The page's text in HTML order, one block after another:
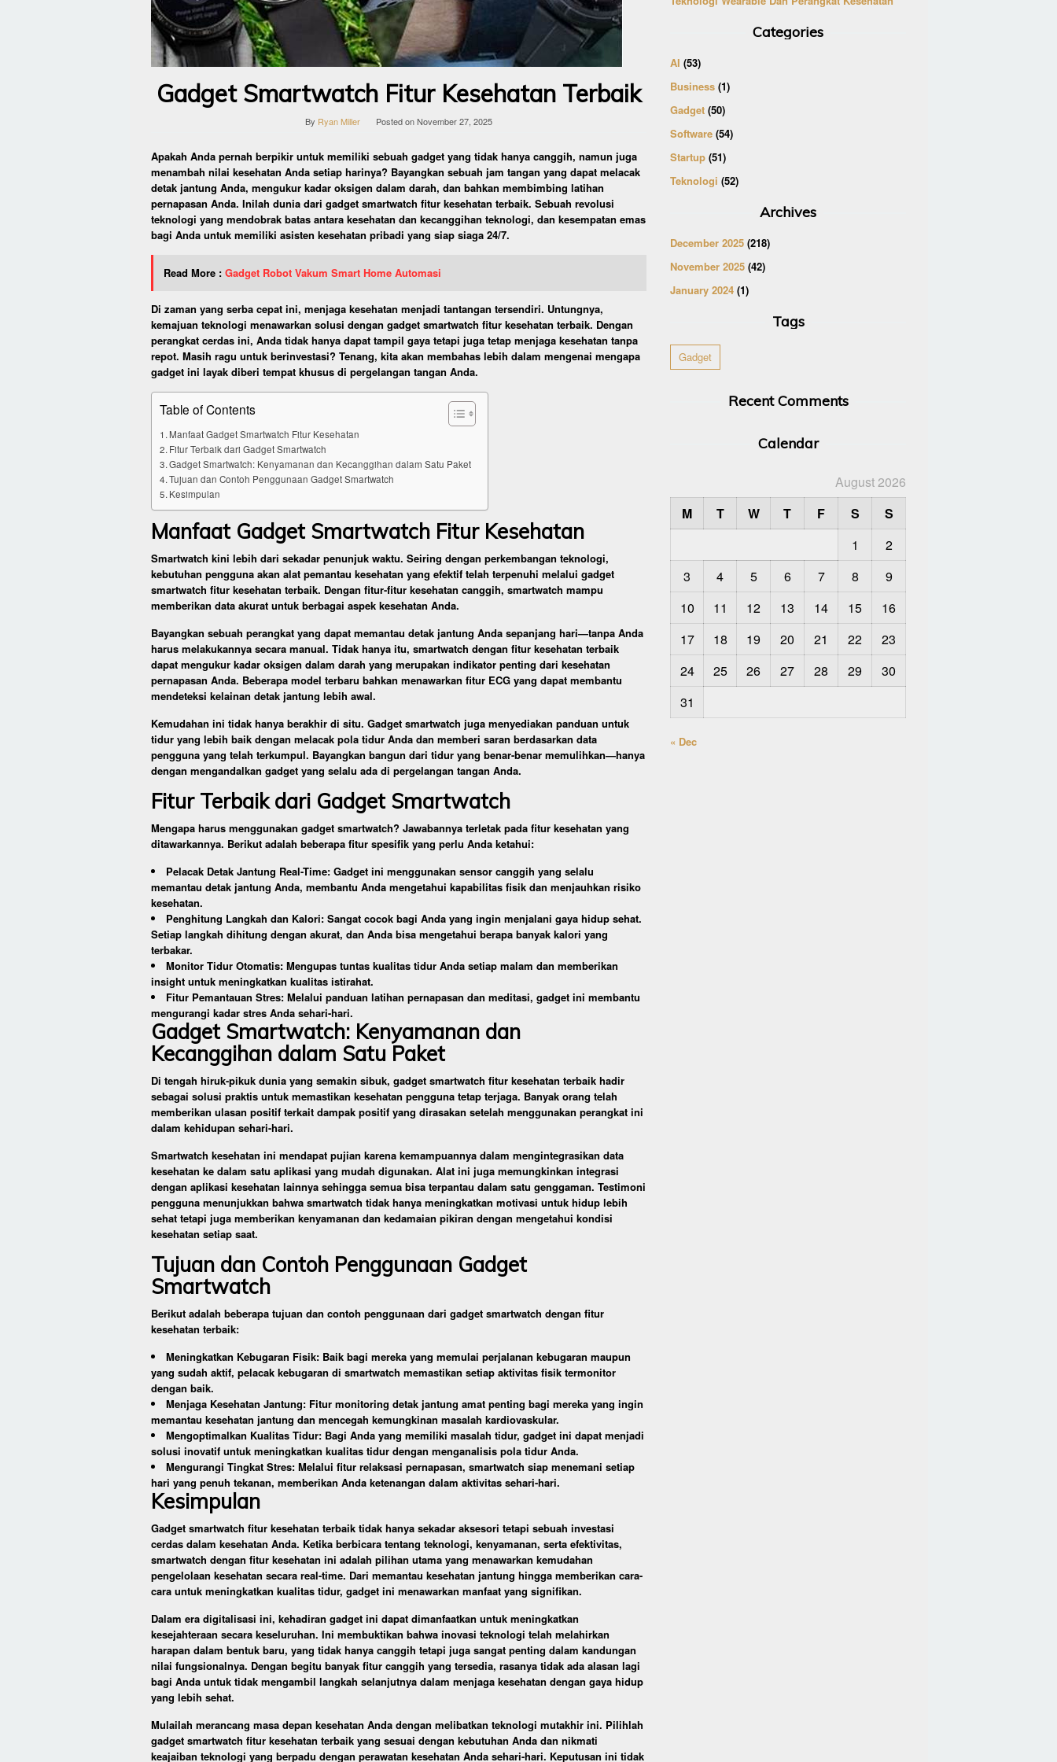
Gadget Smartwatch Fitur Kesehatan Terbaik
By Ryan Miller Posted onNovember 27, 2025
Apakah Anda pernah berpikir untuk memiliki sebuah gadget yang tidak hanya canggih, namun juga
menambah nilai kesehatan Anda setiap harinya? Bayangkan sebuah jam tangan yang dapat melacak
detak jantung Anda, mengukur kadar oksigen dalam darah, dan bahkan membimbing latihan
pernapasan Anda. Inilah dunia dari gadget smartwatch fitur kesehatan terbaik. Sebuah revolusi
teknologi yang mendobrak batas antara kesehatan dan kecanggihan teknologi, dan kesempatan emas
bagi Anda untuk memiliki asisten kesehatan pribadi yang siap siaga 24/7.
Read More : Gadget Robot Vakum Smart Home Automasi
Di zaman yang serba cepat ini, menjaga kesehatan menjadi tantangan tersendiri. Untungnya,
kemajuan teknologi menawarkan solusi dengan gadget smartwatch fitur kesehatan terbaik. Dengan
perangkat cerdas ini, Anda tidak hanya dapat tampil gaya tetapi juga tetap menjaga kesehatan tanpa
repot. Masih ragu untuk berinvestasi? Tenang, kita akan membahas lebih dalam mengenai mengapa
gadget ini layak diberi tempat khusus di pergelangan tangan Anda.
Table of Contents
Manfaat Gadget Smartwatch Fitur Kesehatan
Fitur Terbaik dari Gadget Smartwatch
Gadget Smartwatch: Kenyamanan dan Kecanggihan dalam Satu Paket
Tujuan dan Contoh Penggunaan Gadget Smartwatch
Kesimpulan
Manfaat Gadget Smartwatch Fitur Kesehatan
Smartwatch kini lebih dari sekadar penunjuk waktu. Seiring dengan perkembangan teknologi,
kebutuhan pengguna akan alat pemantau kesehatan yang efektif telah terpenuhi melalui gadget
smartwatch fitur kesehatan terbaik. Dengan fitur-fitur kesehatan canggih, smartwatch mampu
memberikan data akurat untuk berbagai aspek kesehatan Anda.
Bayangkan sebuah perangkat yang dapat memantau detak jantung Anda sepanjang hari—tanpa Anda
harus melakukannya secara manual. Tidak hanya itu, smartwatch dengan fitur kesehatan terbaik
dapat mengukur kadar oksigen dalam darah yang merupakan indikator penting dari kesehatan
pernapasan Anda. Beberapa model terbaru bahkan menawarkan fitur ECG yang dapat membantu
mendeteksi kelainan detak jantung lebih awal.
Kemudahan ini tidak hanya berakhir di situ. Gadget smartwatch juga menyediakan panduan untuk
tidur yang lebih baik dengan melacak pola tidur Anda dan memberi saran berdasarkan data
pengguna yang telah terkumpul. Bayangkan bangun dari tidur yang benar-benar memulihkan—hanya
dengan mengandalkan gadget yang selalu ada di pergelangan tangan Anda.
Fitur Terbaik dari Gadget Smartwatch
Mengapa harus menggunakan gadget smartwatch? Jawabannya terletak pada fitur kesehatan yang
ditawarkannya. Berikut adalah beberapa fitur spesifik yang perlu Anda ketahui:
Pelacak Detak Jantung Real-Time: Gadget ini menggunakan sensor canggih yang selalu
memantau detak jantung Anda, membantu Anda mengetahui kapabilitas fisik dan menjauhkan risiko
kesehatan.
Penghitung Langkah dan Kalori: Sangat cocok bagi Anda yang ingin menjalani gaya hidup sehat.
Setiap langkah dihitung dengan akurat, dan Anda bisa mengetahui berapa banyak kalori yang
terbakar.
Monitor Tidur Otomatis: Mengupas tuntas kualitas tidur Anda setiap malam dan memberikan
insight untuk meningkatkan kualitas istirahat.
Fitur Pemantauan Stres: Melalui panduan latihan pernapasan dan meditasi, gadget ini membantu
mengurangi kadar stres Anda sehari-hari.
Gadget Smartwatch: Kenyamanan dan
Kecanggihan dalam Satu Paket
Di tengah hiruk-pikuk dunia yang semakin sibuk, gadget smartwatch fitur kesehatan terbaik hadir
sebagai solusi praktis untuk memastikan kesehatan pengguna tetap terjaga. Banyak orang telah
memberikan ulasan positif terkait dampak positif yang dirasakan setelah menggunakan perangkat ini
dalam kehidupan sehari-hari.
Smartwatch kesehatan ini mendapat pujian karena kemampuannya dalam mengintegrasikan data
kesehatan ke dalam satu aplikasi yang mudah digunakan. Alat ini juga memungkinkan integrasi
dengan aplikasi kesehatan lainnya sehingga semua bisa terpantau dalam satu genggaman. Testimoni
pengguna menunjukkan bahwa smartwatch tidak hanya meningkatkan motivasi untuk hidup lebih
sehat tetapi juga memberikan kenyamanan dan kedamaian pikiran dengan mengetahui kondisi
kesehatan setiap saat.
Tujuan dan Contoh Penggunaan Gadget
Smartwatch
Berikut adalah beberapa tujuan dan contoh penggunaan dari gadget smartwatch dengan fitur
kesehatan terbaik:
Meningkatkan Kebugaran Fisik: Baik bagi mereka yang memulai perjalanan kebugaran maupun
yang sudah aktif, pelacak kebugaran di smartwatch memastikan setiap aktivitas fisik termonitor
dengan baik.
Menjaga Kesehatan Jantung: Fitur monitoring detak jantung amat penting bagi mereka yang ingin
memantau kesehatan jantung dan mencegah kemungkinan masalah kardiovaskular.
Mengoptimalkan Kualitas Tidur: Bagi Anda yang memiliki masalah tidur, gadget ini dapat menjadi
solusi inovatif untuk meningkatkan kualitas tidur dengan menganalisis pola tidur Anda.
Mengurangi Tingkat Stres: Melalui fitur relaksasi pernapasan, smartwatch siap menemani setiap
hari yang penuh tekanan, memberikan Anda ketenangan dalam aktivitas sehari-hari.
Kesimpulan
Gadget smartwatch fitur kesehatan terbaik tidak hanya sekadar aksesori tetapi sebuah investasi
cerdas dalam kesehatan Anda. Ketika berbicara tentang teknologi, kenyamanan, serta efektivitas,
smartwatch dengan fitur kesehatan ini adalah pilihan utama yang menawarkan kemudahan
pengelolaan kesehatan secara real-time. Dari memantau kesehatan jantung hingga memberikan cara-
cara untuk meningkatkan kualitas tidur, gadget ini menawarkan manfaat yang signifikan.
Dalam era digitalisasi ini, kehadiran gadget ini dapat dimanfaatkan untuk meningkatkan
kesejahteraan secara keseluruhan. Ini membuktikan bahwa inovasi teknologi telah melahirkan
harapan dalam bentuk baru, yang tidak hanya canggih tetapi juga sangat penting dalam kandungan
nilai fungsionalnya. Dengan begitu banyak fitur canggih yang tersedia, rasanya tidak ada alasan lagi
bagi Anda untuk tidak mengambil langkah selanjutnya dalam menjaga kesehatan dengan gaya hidup
yang lebih sehat.
Mulailah merancang masa depan kesehatan Anda dengan melibatkan teknologi mutakhir ini. Pilihlah
gadget smartwatch fitur kesehatan terbaik yang sesuai dengan kebutuhan Anda dan nikmati
keajaiban teknologi yang berpadu dengan perawatan kesehatan Anda sehari-hari. Keputusan ini tidak
Categories
AI (53)
Business (1)
Gadget (50)
Software (54)
Startup (51)
Teknologi (52)
Archives
December 2025 (218)
November 2025 (42)
January 2024 (1)
Tags
Gadget
Recent Comments
Calendar
August 2026
M
T W T F S
S
1
2
3
4 5 6 7 8
9
10
11 12 13 14 15
16
17
18 19 20 21 22
23
24
25 26 27 28 29
30
31
« Dec